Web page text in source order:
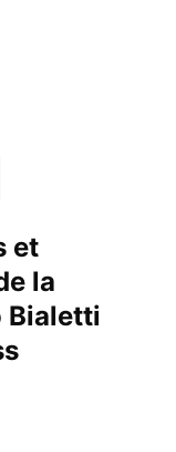
et
la
Bialetti